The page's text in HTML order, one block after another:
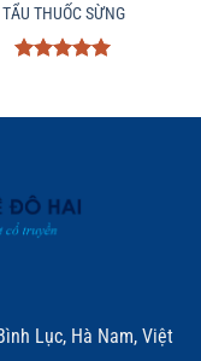
TẨU THUỐC SỪNG
sao
Lục, Hà Nam, Việt